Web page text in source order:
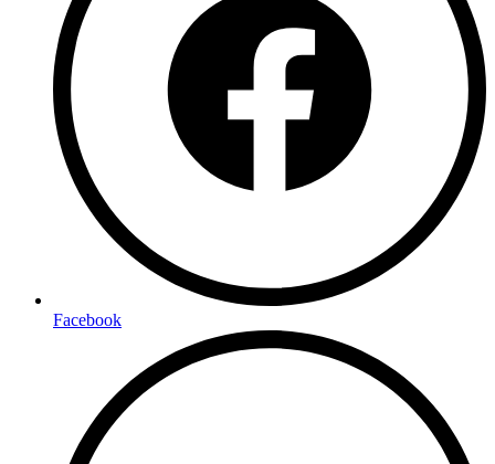
Facebook